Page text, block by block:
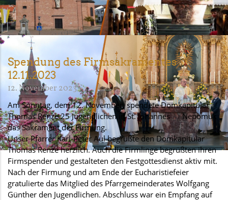
Spendung des Firmsakramentes
12.11.2023
12. November 2023
Am Sonntag, dem 12. November, spendete Domkapitular
Thomas Renze 25 Jugendlichen in St. Johannes Nepomuk
das Sakrament der Firmung.
Unser Pfarrer Karl-Peter Aul begrüßte den Domkapitular
Thomas Renze herzlich. Auch die Firmlinge begrüßten ihren
Firmspender und gestalteten den Festgottesdienst aktiv mit.
Nach der Firmung und am Ende der Eucharistiefeier
gratulierte das Mitglied des Pfarrgemeinderates Wolfgang
Günther den Jugendlichen. Abschluss war ein Empfang auf